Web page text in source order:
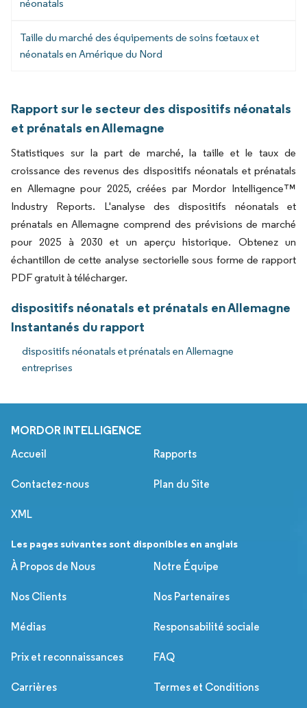
néonatals
Taille du marché des équipements de soins fœtaux et
néonatals en Amérique du Nord
Rapport sur le secteur des dispositifs néonatals
et prénatals en Allemagne
Statistiques sur la part de marché, la taille et le taux de
croissance des revenus des dispositifs néonatals et prénatals
en Allemagne pour 2025, créées par Mordor Intelligence™
Industry Reports. L'analyse des dispositifs néonatals et
prénatals en Allemagne comprend des prévisions de marché
pour 2025 à 2030 et un aperçu historique. Obtenez un
échantillon de cette analyse sectorielle sous forme de rapport
PDF gratuit à télécharger.
dispositifs néonatals et prénatals en Allemagne
Instantanés du rapport
dispositifs néonatals et prénatals en Allemagne
entreprises
MORDOR INTELLIGENCE
Accueil Rapports
Contactez-nous Plan du Site
XML
Les pages suivantes sont disponibles en anglais
À Propos de Nous
Notre Équipe
Nos Clients Nos Partenaires
Médias Responsabilité sociale
Prix et reconnaissances FAQ
Carrières Termes et Conditions